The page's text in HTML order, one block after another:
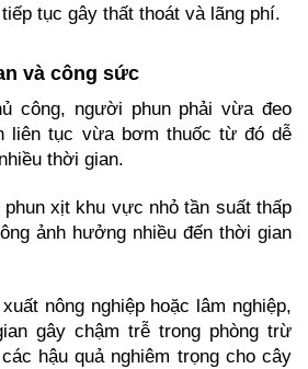
tục gây thất thoát và lãng phí.
và công sức
công, người phun phải vừa đeo
liên tục vừa bơm thuốc từ đó dễ
thời gian.
xịt khu vực nhỏ tần suất thấp
ảnh hưởng nhiều đến thời gian
nông nghiệp hoặc lâm nghiệp,
gây chậm trễ trong phòng trừ
hậu quả nghiêm trọng cho cây